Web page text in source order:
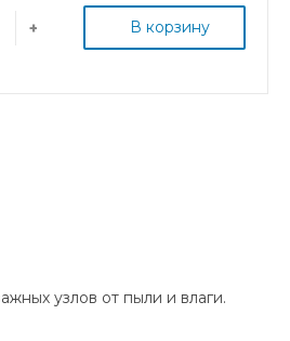
+ В корзину
узлов от пыли и влаги.